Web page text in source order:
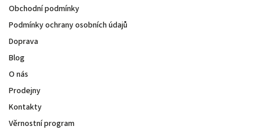
Obchodní podmínky
Podmínky ochrany osobních údajů
Doprava
Blog
O nás
Prodejny
Kontakty
Věrnostní program